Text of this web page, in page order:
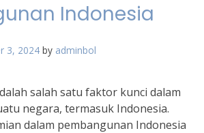
Indonesia
3, 2024 by adminbol
salah satu faktor kunci dalam
negara, termasuk Indonesia.
dalam pembangunan Indonesia